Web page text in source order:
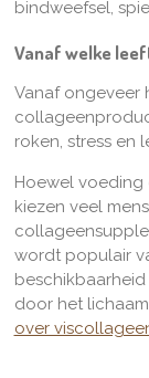
bindweefsel,
Vanaf welke
Vanaf ongeveer
roken, stress en
Hoewel voeding
kiezen veel
wordt populair
door het
over